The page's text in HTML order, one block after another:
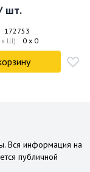
шт.
172753
x Ш): 0 x 0
Вся информация на
публичной